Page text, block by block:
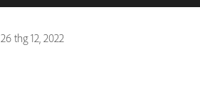
26 thg 12, 2022